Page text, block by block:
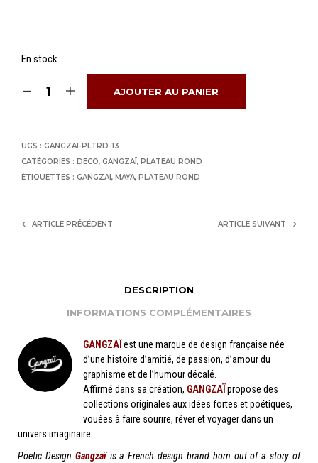
En stock
AJOUTER AU PANIER
UGS : GANGZAI-PLTRD-13
CATÉGORIES : DECO, GANGZAÏ, PLATEAU ROND
ÉTIQUETTES : GANGZAÏ, MAYA, PLATEAU ROND
ARTICLE PRÉCÉDENT ARTICLE SUIVANT
DESCRIPTION
INFORMATIONS COMPLÉMENTAIRES
GANGZAÏ est une marque de design française née
d’une histoire d’amitié, de passion, d’amour du
graphisme et de l’humour décalé.
Affirmé dans sa création, GANGZAÏ propose des
collections originales aux idées fortes et poétiques,
vouées à faire sourire, rêver et voyager dans un
univers imaginaire.
Poetic Design Gangzaïis a French design brand born out of a story of